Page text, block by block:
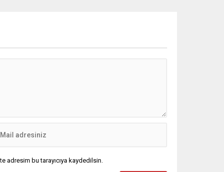
adresim bu tarayıcıya kaydedilsin.